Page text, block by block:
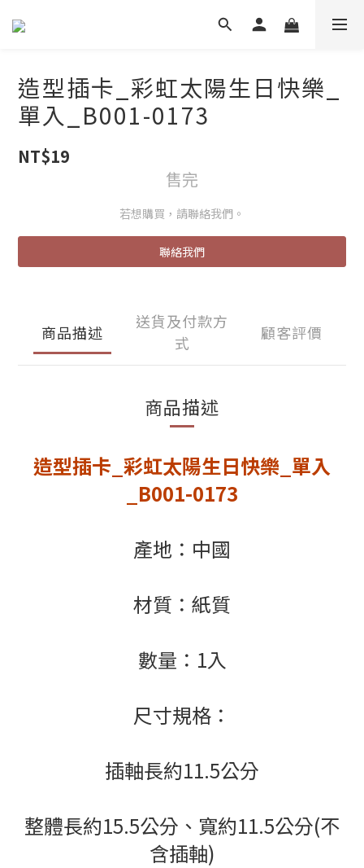
造型插卡_彩虹太陽生日快樂_
單入_B001-0173
NT$19
售完
若想購買，請聯絡我們。
聯絡我們
商品描述
送貨及付款方
式
顧客評價
商品描述
造型插卡_彩虹太陽生日快樂_單入
_B001-0173
產地：中國
材質：紙質
數量：1入
尺寸規格：
插軸長約11.5公分
整體長約15.5公分、寬約11.5公分(不
含插軸)